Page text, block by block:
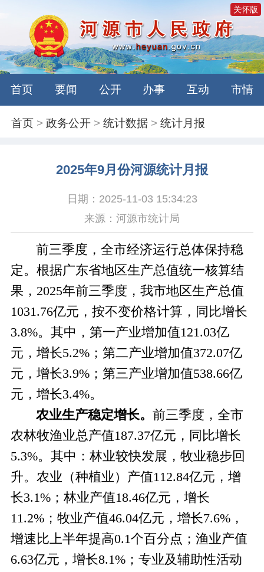
关怀版
首页 要闻 公开 办事 互动 市情
首页 >政务公开 >统计数据 >统计月报
2025年9月份河源统计月报
日期：2025-11-03 15:34:23
来源：河源市统计局
前三季度 ， 全市经济运行总体保持稳
定。 根据广东省地区生产总值统一核算结
果， 2025年前三季度，我市地区生产总值
1031.76亿元，按不变价格计算，同比增长
3.8%。其中，第一产业增加值121.03亿
元，增长5.2%；第二产业增加值372.07亿
元，增长3.9%；第三产业增加值538.66亿
元，增长3.4%。
农业生产稳定增长。 前三季度，全市
农林牧渔业总产值187.37亿元，同比增长
5.3%。其中：林业较快发展，牧业稳步回
升。农业（种植业）产值112.84亿元，增
长3.1%；林业产值18.46亿元，增长
11.2%；牧业产值46.04亿元，增长7.6%，
增速比上半年提高0.1个百分点；渔业产值
6.63亿元，增长8.1%；专业及辅助性活动